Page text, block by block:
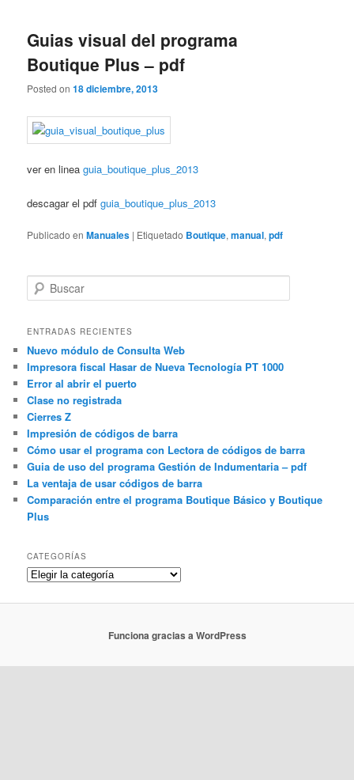
Guias visual del programa
Boutique Plus – pdf
Posted on18 diciembre, 2013
ver en lineaguia_boutique_plus_2013
descagar el pdfguia_boutique_plus_2013
Publicado en Manuales | Etiquetado Boutique,manual,pdf
u
c
r
ENTRADAS RECIENTES
Nuevo módulo de Consulta Web
Impresora fiscal Hasar de Nueva Tecnología PT 1000
Error al abrir el puerto
Clase no registrada
Cierres Z
Impresión de códigos de barra
Cómo usar el programa con Lectora de códigos de barra
Guia de uso del programa Gestión de Indumentaria – pdf
La ventaja de usar códigos de barra
Comparación entre el programa Boutique Básico y Boutique
Plus
CATEGORÍAS
Categorías
Funciona gracias a WordPress